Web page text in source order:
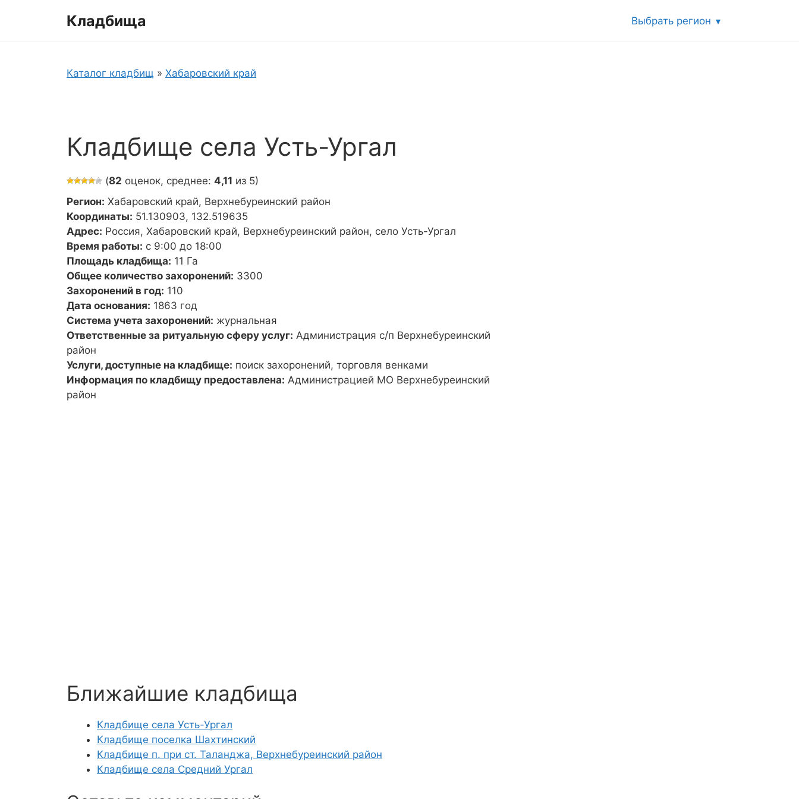
Кладбища Выбрать регион
Каталог кладбищ » Хабаровский край
Кладбище села Усть-Ургал
(82 оценок, среднее: 4,11 из 5)
Регион: Хабаровский край, Верхнебуреинский район
Координаты: 51.130903, 132.519635
Адрес: Россия, Хабаровский край, Верхнебуреинский район, село Усть-Ургал
Время работы: с 9:00 до 18:00
Площадь кладбища: 11 Га
Общее количество захоронений: 3300
Захоронений в год: 110
Дата основания: 1863 год
Система учета захоронений: журнальная
Ответственные за ритуальную сферу услуг: Администрация с/п Верхнебуреинский
район
Услуги, доступные на кладбище: поиск захоронений, торговля венками
Информация по кладбищу предоставлена: Администрацией МО Верхнебуреинский
район
Ближайшие кладбища
Кладбище села Усть-Ургал
Кладбище поселка Шахтинский
Кладбище п. при ст. Таланджа, Верхнебуреинский район
Кладбище села Средний Ургал